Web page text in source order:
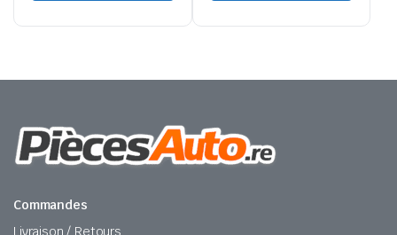
Commandes
Livraison / Retours